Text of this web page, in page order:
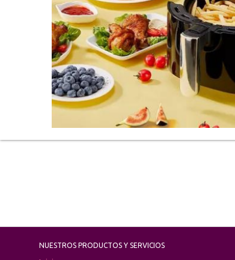
NUESTROS PRODUCTOS Y SERVICIOS